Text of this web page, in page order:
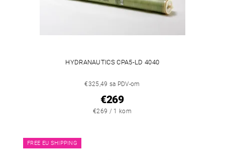
HYDRANAUTICS CPA5-LD 4040
€325,49 sa PDV-om
€269
€269 / 1 kom
FREE EU SHIPPING